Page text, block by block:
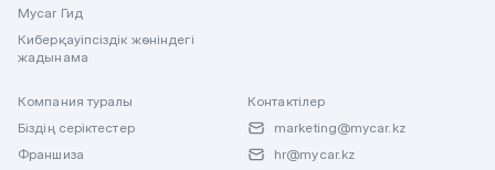
Mycar Гид
Киберқауіпсіздік жөніндегі
жадынама
Компания туралы
Біздің серіктестер
Франшиза
Контактілер
marketing@mycar.kz
hr@mycar.kz